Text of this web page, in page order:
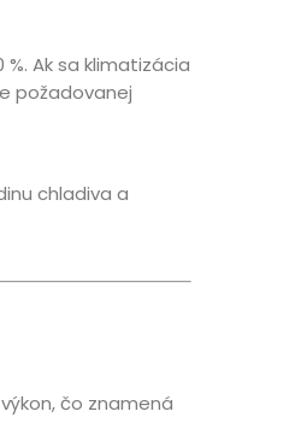
Ak sa klimatizácia
požadovanej
chladiva a
čo znamená